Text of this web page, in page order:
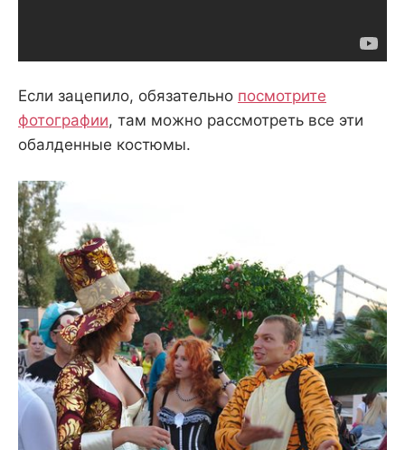
Если зацепило, обязательно посмотрите
фотографии, там можно рассмотреть все эти
обалденные костюмы.